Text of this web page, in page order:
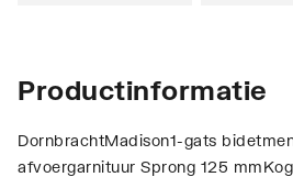
Productinformatie
DornbrachtMadison1-gats
afvoergarnituur Sprong 125